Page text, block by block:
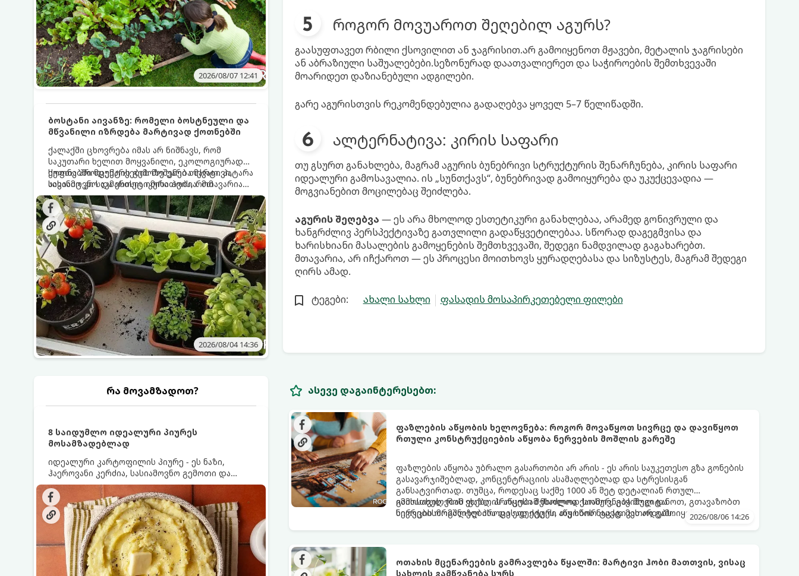
2026/08/07 12:41
ბოსტანი აივანზე: რომელი ბოსტნეული და
მწვანილი იზრდება მარტივად ქოთნებში
ქალაქში ცხოვრება იმას არ ნიშნავს, რომ
საკუთარი ხელით მოყვანილი, ეკოლოგიურად
სუფთა პროდუქტის გემოზე უარი თქვათ. პატარა
აივანიც კი საკმარისია იმისათვის, რომ
მოიწყოთ მინი-ბოსტანი, საიდანაც
ყოველდღიურად ახალ, არომატულ მწვანილსა
და ბოსტნეულს მოკრეფთ.
ქოთნებში მცენარეების მოშენება მარტივი,
სასიამოვნო და ესთეტიკური ჰობია. მთავარია
იცოდეთ, რომელი კულტურები ეგუებიან
ქოთნის პირობებს ყველაზე კარგად და როგორ
მოუაროთ მათ სწორად.
2026/08/04 14:36
რა მოვამზადოთ?
8 საიდუმლო იდეალური პიურეს
მოსამზადებლად
იდეალური კარტოფილის პიურე - ეს ნაზი,
ჰაეროვანი კერძია, სასიამოვნო გემოთი და
ნაღების-მოყვითალო ფერით. მისი მომზადება
ძალიან მარტივია, მაგრამ არსებობს რამდენიმე
საიდუმლო, რომლებიც უნდა იცოდეთ, რომ
პიურე იდეალურად გემრიელი გამოვიდეს.
როგორ მოვუაროთ შეღებილ აგურს?
გაასუფთავეთ რბილი ქსოვილით ან ჯაგრისით.არ გამოიყენოთ მჟავები, მეტალის ჯაგრისები
ან აბრაზიული საშუალებები.სეზონურად დაათვალიერეთ და საჭიროების შემთხვევაში
მოარიდეთ დაზიანებული ადგილები.
გარე აგურისთვის რეკომენდებულია გადაღებვა ყოველ 5–7 წელიწადში.
ალტერნატივა: კირის საფარი
თუ გსურთ განახლება, მაგრამ აგურის ბუნებრივი სტრუქტურის შენარჩუნება, კირის საფარი
იდეალური გამოსავალია. ის „სუნთქავს“, ბუნებრივად გამოიყურება და უკუქცევადია —
მოგვიანებით მოცილებაც შეიძლება.
აგურის შეღებვა — ეს არა მხოლოდ ესთეტიკური განახლებაა, არამედ გონივრული და
ხანგრძლივ პერსპექტივაზე გათვლილი გადაწყვეტილებაა. სწორად დაგეგმვისა და
ხარისხიანი მასალების გამოყენების შემთხვევაში, შედეგი ნამდვილად გაგახარებთ.
მთავარია, არ იჩქაროთ — ეს პროცესი მოითხოვს ყურადღებასა და სიზუსტეს, მაგრამ შედეგი
ღირს ამად.
ტეგები: ახალი სახლი ფასადის მოსაპირკეთებელი ფილები
ასევე დაგაინტერესებთ:
ფაზლების აწყობის ხელოვნება: როგორ მოვაწყოთ სივრცე და დავიწყოთ
რთული კონსტრუქციების აწყობა ნერვების მოშლის გარეშე
ფაზლების აწყობა უბრალო გასართობი არ არის - ეს არის საუკეთესო გზა გონების
გასავარჯიშებლად, კონცენტრაციის ასამაღლებლად და სტრესისგან
განსატვირთად. თუმცა, როდესაც საქმე 1000 ან მეტ დეტალიან რთულ
გამოსახულებას ეხება, პროცესი შესაძლოა ქაოსურ, გაჭიმულ და
ნერვებისმომშლელ პროცესად იქცეს, თუ სწორ ტაქტიკას არ გამოიყენებთ.
იმისათვის, რომ ფაზლის აწყობამ მხოლოდ სიამოვნება მოგიტანოთ, გთავაზობთ
სივრცის ორგანიზებისა და ეფექტური აწყობის ნაცად მეთოდებს.
2026/08/06 14:26
ოთახის მცენარეების გამრავლება წყალში: მარტივი ჰობი მათთვის, ვისაც
სახლის გამწვანება სურს